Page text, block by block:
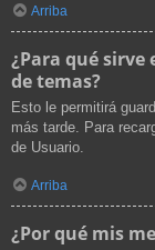
Arriba
¿Para qué
de temas?
Esto le permitirá
más tarde. Para
de Usuario.
Arriba
¿Por qué mis